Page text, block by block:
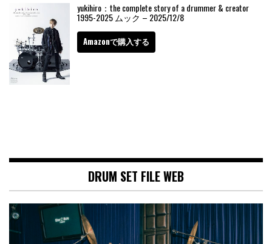
yukihiro：the complete story of a drummer & creator
1995-2025 ムック – 2025/12/8
Amazonで購入する
DRUM SET FILE WEB